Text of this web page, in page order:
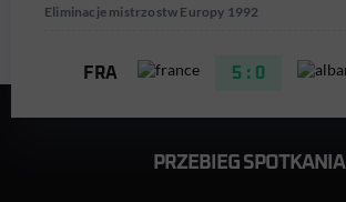
Eliminacje mistrzostw Europy 1992
FRA 5 : 0
PRZEBIEG SPOTKANIA